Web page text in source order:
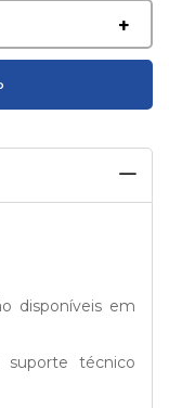
disponíveis em
técnico